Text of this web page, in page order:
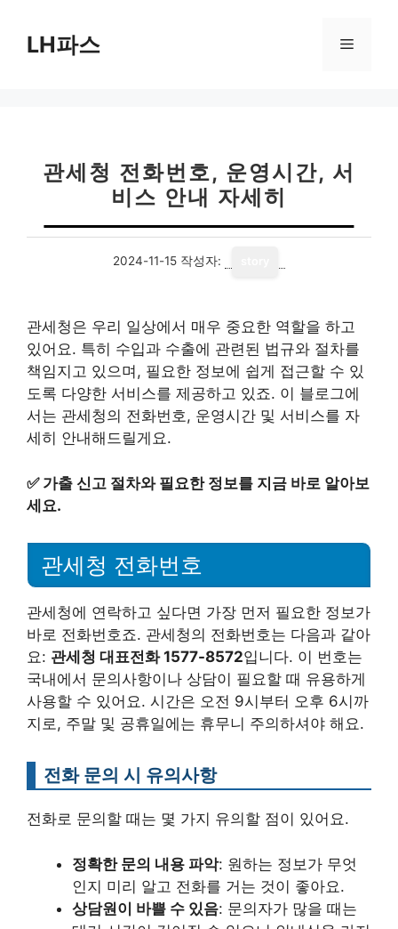
LH파스 메
관세청 전화번호, 운영시간, 서
비스 안내 자세히
2024-11-15 작성자:
관세청은 우리 일상에서 매우 중요한 역할을 하고
있어요. 특히 수입과 수출에 관련된 법규와 절차를
책임지고 있으며, 필요한 정보에 쉽게 접근할 수 있
도록 다양한 서비스를 제공하고 있죠. 이 블로그에
서는 관세청의 전화번호, 운영시간 및 서비스를 자
세히 안내해드릴게요.
✅ 가출 신고 절차와 필요한 정보를 지금 바로 알아보
세요.
관세청 전화번호
관세청에 연락하고 싶다면 가장 먼저 필요한 정보가
바로 전화번호죠. 관세청의 전화번호는 다음과 같아
요: 관세청 대표전화 1577-8572입니다. 이 번호는
국내에서 문의사항이나 상담이 필요할 때 유용하게
사용할 수 있어요. 시간은 오전 9시부터 오후 6시까
지로, 주말 및 공휴일에는 휴무니 주의하셔야 해요.
전화 문의 시 유의사항
전화로 문의할 때는 몇 가지 유의할 점이 있어요.
정확한 문의 내용 파악: 원하는 정보가 무엇
인지 미리 알고 전화를 거는 것이 좋아요.
상담원이 바쁠 수 있음: 문의자가 많을 때는